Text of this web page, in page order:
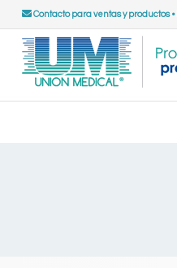
Contacto para ventas y productos•